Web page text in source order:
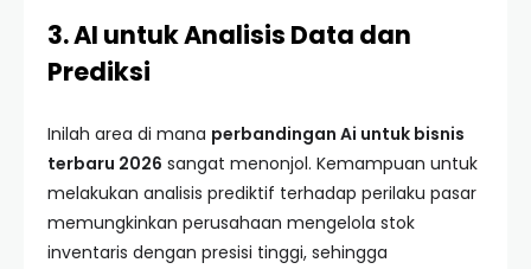
3. AI untuk Analisis Data dan
Prediksi
Inilah area di mana perbandingan Ai untuk bisnis
terbaru 2026 sangat menonjol. Kemampuan untuk
melakukan analisis prediktif terhadap perilaku pasar
memungkinkan perusahaan mengelola stok
inventaris dengan presisi tinggi, sehingga